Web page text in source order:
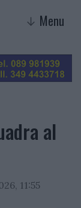
↓ Menu
al
11:55